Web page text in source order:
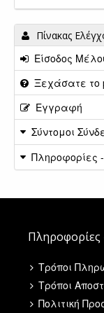
Πίνακας
Είσοδος
Ξεχάσατε το
Εγγραφή
Σύντομοι
Πληροφορίες
Πληροφορίες
Τρόποι
Τρόποι
Πολιτική